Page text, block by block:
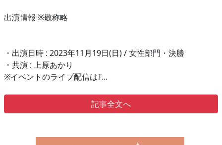
出演情報 ※敬称略
・出演日時 : 2023年11月19日(日) / 女性部門・決勝
・共演 : 上原あかり
※イベントのライブ配信はT...
記事全文へ